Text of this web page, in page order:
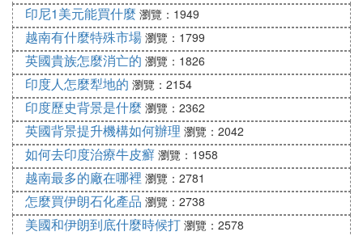
印尼1美元能買什麼 瀏覽：1949
越南有什麼特殊市場 瀏覽：1799
英國貴族怎麼消亡的 瀏覽：1826
印度人怎麼犁地的 瀏覽：2154
印度歷史背景是什麼 瀏覽：2362
英國背景提升機構如何辦理 瀏覽：2042
如何去印度治療牛皮癬 瀏覽：1958
越南最多的廠在哪裡 瀏覽：2781
怎麼買伊朗石化產品 瀏覽：2738
美國和伊朗到底什麼時候打 瀏覽：2578